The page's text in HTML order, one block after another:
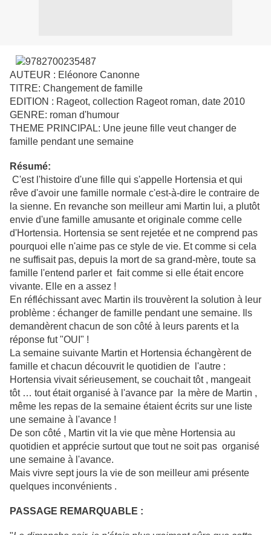
AUTEUR : Eléonore Canonne
TITRE: Changement de famille
EDITION : Rageot, collection Rageot roman, date 2010
GENRE: roman d'humour
THEME PRINCIPAL: Une jeune fille veut changer de
famille pendant une semaine
Résumé:
C'est l'histoire d'une fille qui s'appelle Hortensia et qui
rêve d'avoir une famille normale c'est-à-dire le contraire de
la sienne. En revanche son meilleur ami Martin lui, a plutôt
envie d'une famille amusante et originale comme celle
d'Hortensia. Hortensia se sent rejetée et ne comprend pas
pourquoi elle n'aime pas ce style de vie. Et comme si cela
ne suffisait pas, depuis la mort de sa grand-mère, toute sa
famille l'entend parler et fait comme si elle était encore
vivante. Elle en a assez !
En réfléchissant avec Martin ils trouvèrent la solution à leur
problème : échanger de famille pendant une semaine. Ils
demandèrent chacun de son côté à leurs parents et la
réponse fut "OUI" !
La semaine suivante Martin et Hortensia échangèrent de
famille et chacun découvrit le quotidien de l'autre :
Hortensia vivait sérieusement, se couchait tôt , mangeait
tôt … tout était organisé à l'avance par la mère de Martin ,
même les repas de la semaine étaient écrits sur une liste
une semaine à l'avance !
De son côté , Martin vit la vie que mène Hortensia au
quotidien et apprécie surtout que tout ne soit pas organisé
une semaine à l'avance.
Mais vivre sept jours la vie de son meilleur ami présente
quelques inconvénients .
PASSAGE RE MARQUABLE :